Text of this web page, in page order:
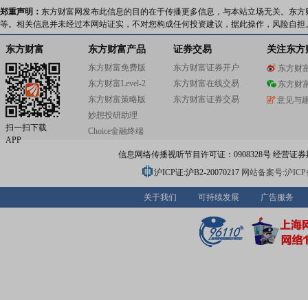
郑重声明： 东方财富网发布此信息的目的在于传播更多信息，与本站立场无关。东
等。相关信息并未经过本网站证实，不对您构成任何投资建议，据此操作，风险自担